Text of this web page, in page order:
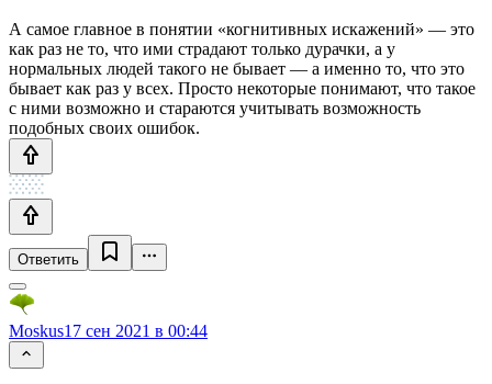
А самое главное в понятии «когнитивных искажений» — это
как раз не то, что ими страдают только дурачки, а у
нормальных людей такого не бывает — а именно то, что это
бывает как раз у всех. Просто некоторые понимают, что такое
с ними возможно и стараются учитывать возможность
подобных своих ошибок.
Ответить
Moskus17 сен 2021 в 00:44